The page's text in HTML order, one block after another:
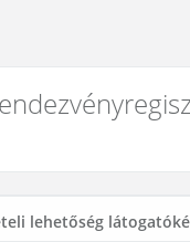
lehetőség